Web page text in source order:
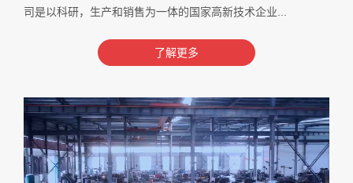
司是以科研，生产和销售为一体的国家高新技术企业...
了解更多